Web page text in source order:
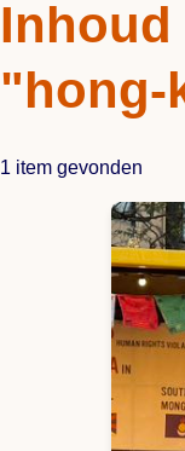
Inhoud
"hong-
1 item gevonden